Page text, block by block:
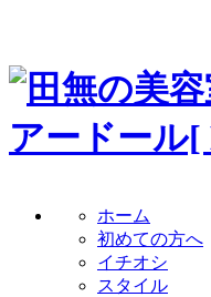
ホーム
初めての方へ
イチオシ
スタイル